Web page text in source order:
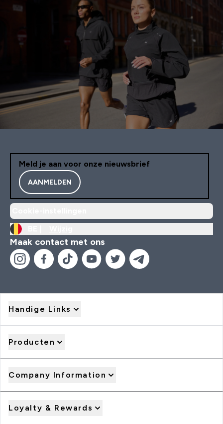
Meld je aan voor onze nieuwsbrief
AANMELDEN
Maak contact met ons
Handige Links
Producten
Company Information
Loyalty & Rewards